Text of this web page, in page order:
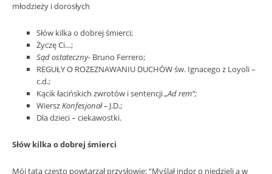
młodzieży i dorosłych
Słów kilka o dobrej śmierci;
Życzę Ci…;
Sąd ostateczny- Bruno Ferrero;
REGUŁY O ROZEZNAWANIU DUCHÓW św. Ignacego z Loyoli –
c.d.;
Kącik łacińskich zwrotów i sentencji„Ad rem”;
WierszKonfesjonał – J.D.;
Dla dzieci – ciekawostki.
Słów kilka o dobrej śmierci
Mój tata często powtarzał przysłowie: “Myślał indor o niedzieli a w